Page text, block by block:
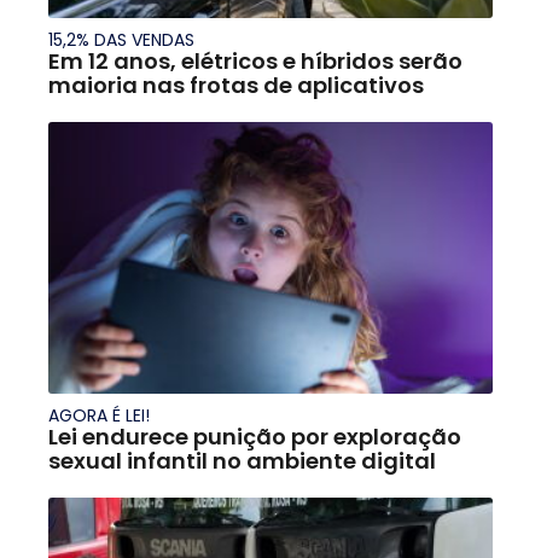
15,2% DAS VENDAS
Em 12 anos, elétricos e híbridos serão
maioria nas frotas de aplicativos
AGORA É LEI!
Lei endurece punição por exploração
sexual infantil no ambiente digital